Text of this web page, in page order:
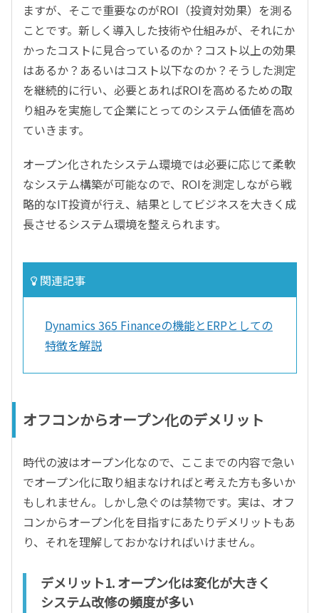
ますが、そこで重要なのがROI（投資対効果）を測る
ことです。新しく導入した技術や仕組みが、それにか
かったコストに見合っているのか？コスト以上の効果
はあるか？あるいはコスト以下なのか？そうした測定
を継続的に行い、必要とあればROIを高めるための取
り組みを実施して企業にとってのシステム価値を高め
ていきます。
オープン化されたシステム環境では必要に応じて柔軟
なシステム構築が可能なので、ROIを測定しながら戦
略的なIT投資が行え、結果としてビジネスを大きく成
長させるシステム環境を整えられます。
関連記事
Dynamics 365 Financeの機能とERPとしての
特徴を解説
オフコンからオープン化のデメリット
時代の波はオープン化なので、ここまでの内容で急い
でオープン化に取り組まなければと考えた方も多いか
もしれません。しかし急ぐのは禁物です。実は、オフ
コンからオープン化を目指すにあたりデメリットもあ
り、それを理解しておかなければいけません。
デメリット1. オープン化は変化が大きく
システム改修の頻度が多い